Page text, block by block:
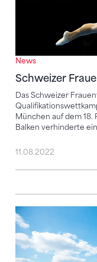
News
Schweizer
Das Schweizer
München auf dem 18.
Balken verhinderte
11.08.2022
Junges